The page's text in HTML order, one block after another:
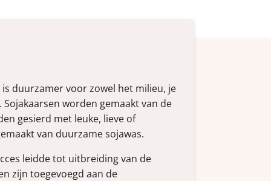
duurzamer voor zowel het milieu, je
Sojakaarsen worden gemaakt van de
gesierd met leuke, lieve of
van duurzame sojawas.
leidde tot uitbreiding van de
zijn toegevoegd aan de